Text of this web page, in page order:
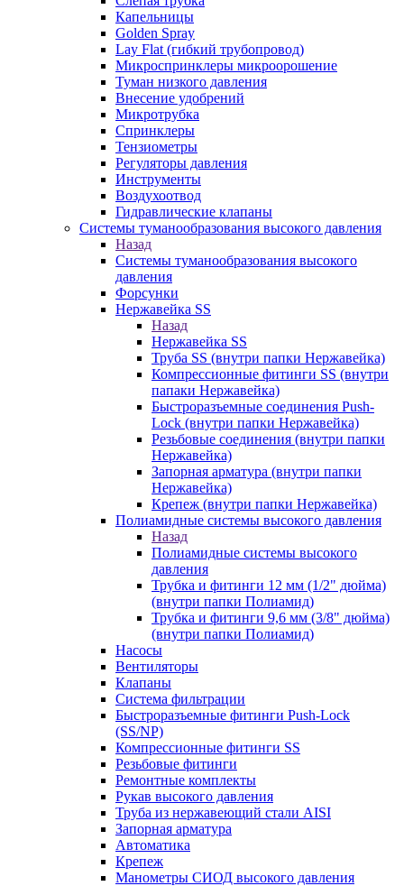
Капельницы
Golden Spray
Lay Flat (гибкий трубопровод)
Микроспринклеры микроорошение
Туман низкого давления
Внесение удобрений
Микротрубка
Спринклеры
Тензиометры
Регуляторы давления
Инструменты
Воздухоотвод
Гидравлические клапаны
Системы туманообразования высокого давления
Назад
Системы туманообразования высокого
давления
Форсунки
Нержавейка SS
Назад
Нержавейка SS
Труба SS (внутри папки Нержавейка)
Компрессионные фитинги SS (внутри
папаки Нержавейка)
Быстроразъемные соединения Push-
Lock (внутри папки Нержавейка)
Резьбовые соединения (внутри папки
Нержавейка)
Запорная арматура (внутри папки
Нержавейка)
Крепеж (внутри папки Нержавейка)
Полиамидные системы высокого давления
Назад
Полиамидные системы высокого
давления
Трубка и фитинги 12 мм (1/2" дюйма)
(внутри папки Полиамид)
Трубка и фитинги 9,6 мм (3/8" дюйма)
(внутри папки Полиамид)
Насосы
Вентиляторы
Клапаны
Система фильтрации
Быстроразъемные фитинги Push-Lock
(SS/NP)
Компрессионные фитинги SS
Резьбовые фитинги
Ремонтные комплекты
Рукав высокого давления
Труба из нержавеющий стали AISI
Запорная арматура
Автоматика
Крепеж
Манометры СИОД высокого давления